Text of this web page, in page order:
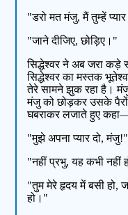
"डरो मत मंजु, मैं तुम्हें
"जाने दीजिए, छोड़िए।"
सिद्धेश्वर ने अब जरा
सिद्धेश्वर का मस्तक
तेरे सामने झुक रहा है।
मंजु को छोड़कर उसके
घबराकर लजाते हुए
"मुझे अपना प्यार दो, मंजु!"
"नहीं प्रभु, यह कभी नहीं
"तुम मेरे हृदय में बसी हो,
हो।"